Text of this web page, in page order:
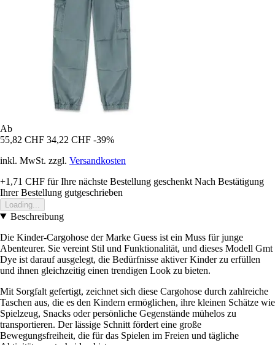
Ab
55,82 CHF 34,22 CHF -39%
inkl. MwSt. zzgl. Versandkosten
+1,71 CHF für Ihre nächste Bestellung geschenkt Nach Bestätigung
Ihrer Bestellung gutgeschrieben
Loading...
Beschreibung
Die Kinder-Cargohose der Marke Guess ist ein Muss für junge
Abenteurer. Sie vereint Stil und Funktionalität, und dieses Modell Gmt
Dye ist darauf ausgelegt, die Bedürfnisse aktiver Kinder zu erfüllen
und ihnen gleichzeitig einen trendigen Look zu bieten.
Mit Sorgfalt gefertigt, zeichnet sich diese Cargohose durch zahlreiche
Taschen aus, die es den Kindern ermöglichen, ihre kleinen Schätze wie
Spielzeug, Snacks oder persönliche Gegenstände mühelos zu
transportieren. Der lässige Schnitt fördert eine große
Bewegungsfreiheit, die für das Spielen im Freien und tägliche